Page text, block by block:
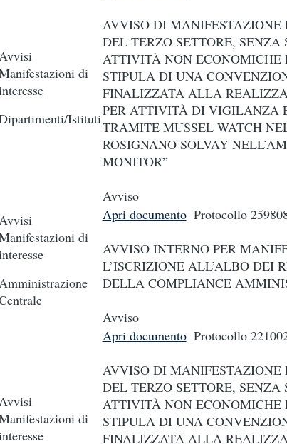
di
Istituti
AVVISO DI MANIFESTAZIONE
DEL TERZO SETTORE,
ATTIVITÀ NON ECONOMICHE
STIPULA DI UNA
FINALIZZATA ALLA
PER ATTIVITÀ DI VIGILANZA
TRAMITE MUSSEL WATCH
ROSIGNANO SOLVAY
MONITOR”
Avviso
di
Apri documento Protocollo
AVVISO INTERNO PER
L’ISCRIZIONE ALL’ALBO DEI
DELLA COMPLIANCE
Avviso
di
Apri documento Protocollo
AVVISO DI MANIFESTAZIONE
DEL TERZO SETTORE,
ATTIVITÀ NON ECONOMICHE
STIPULA DI UNA
FINALIZZATA ALLA